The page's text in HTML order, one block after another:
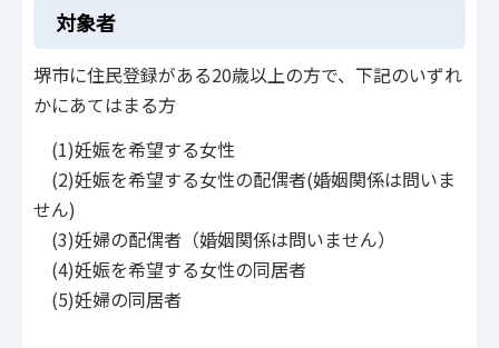
対象者
堺市に住民登録がある20歳以上の方で、下記のいずれ
かにあてはまる方
(1)妊娠を希望する女性
(2)妊娠を希望する女性の配偶者(婚姻関係は問いま
せん)
(3)妊婦の配偶者（婚姻関係は問いません）
(4)妊娠を希望する女性の同居者
(5)妊婦の同居者